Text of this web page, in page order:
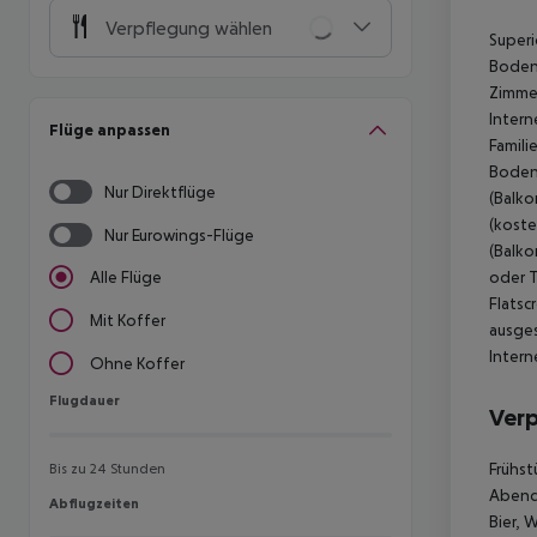
Verpflegung wählen
Flüge anpassen
Nur Direktflüge
Nur Eurowings-Flüge
Alle Flüge
Mit Koffer
Ohne Koffer
Flugdauer
Flugdauer
Bis zu 24 Stunden
Abflugzeiten
Abflugzeiten
oder
Bier,